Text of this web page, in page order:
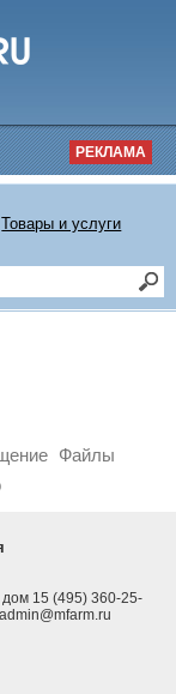
РЕКЛАМА
Товары и услуги
Файлы
15 (495) 360-25-